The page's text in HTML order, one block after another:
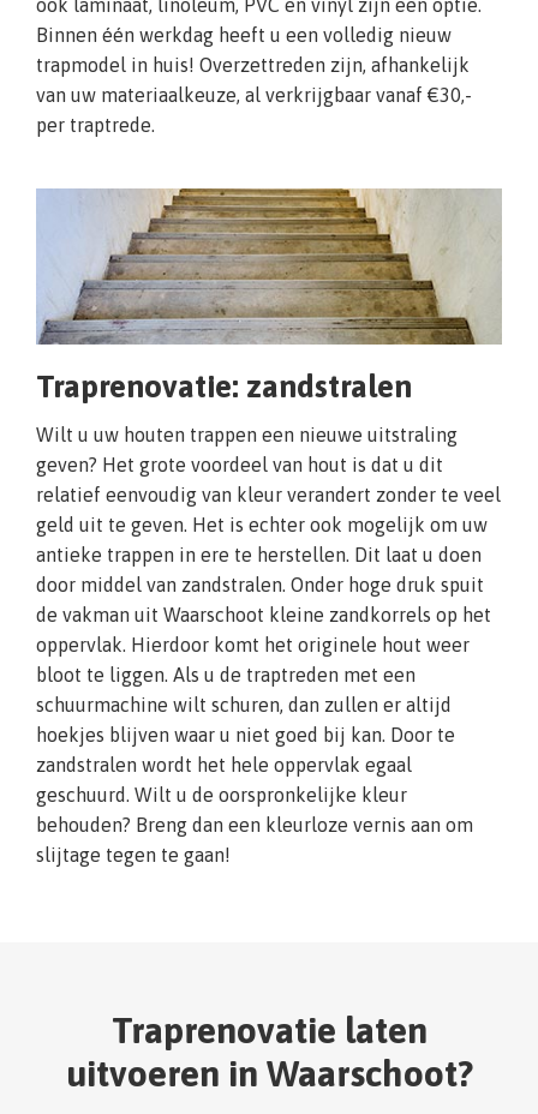
ook laminaat, linoleum, PVC en vinyl zijn een optie.
Binnen één werkdag heeft u een volledig nieuw
trapmodel in huis! Overzettreden zijn, afhankelijk
van uw materiaalkeuze, al verkrijgbaar vanaf €30,-
per traptrede.
Traprenovatie: zandstralen
Wilt u uw houten trappen een nieuwe uitstraling
geven? Het grote voordeel van hout is dat u dit
relatief eenvoudig van kleur verandert zonder te veel
geld uit te geven. Het is echter ook mogelijk om uw
antieke trappen in ere te herstellen. Dit laat u doen
door middel van zandstralen. Onder hoge druk spuit
de vakman uit Waarschoot kleine zandkorrels op het
oppervlak. Hierdoor komt het originele hout weer
bloot te liggen. Als u de traptreden met een
schuurmachine wilt schuren, dan zullen er altijd
hoekjes blijven waar u niet goed bij kan. Door te
zandstralen wordt het hele oppervlak egaal
geschuurd. Wilt u de oorspronkelijke kleur
behouden? Breng dan een kleurloze vernis aan om
slijtage tegen te gaan!
Traprenovatie laten
uitvoeren in Waarschoot?